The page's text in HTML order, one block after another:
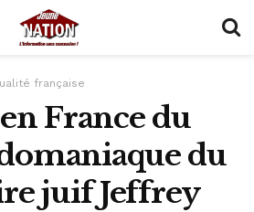
française
France du
du
juif Jeffrey